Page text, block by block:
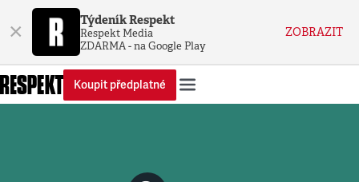
× Týdeník Respekt
Respekt Media
ZDARMA - na Google Play
ZOBRAZIT
Koupit předplatné